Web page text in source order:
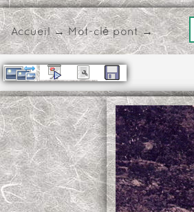
Accueil→Mot-clé pont→